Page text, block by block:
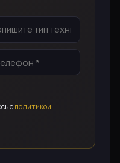
сполитикой